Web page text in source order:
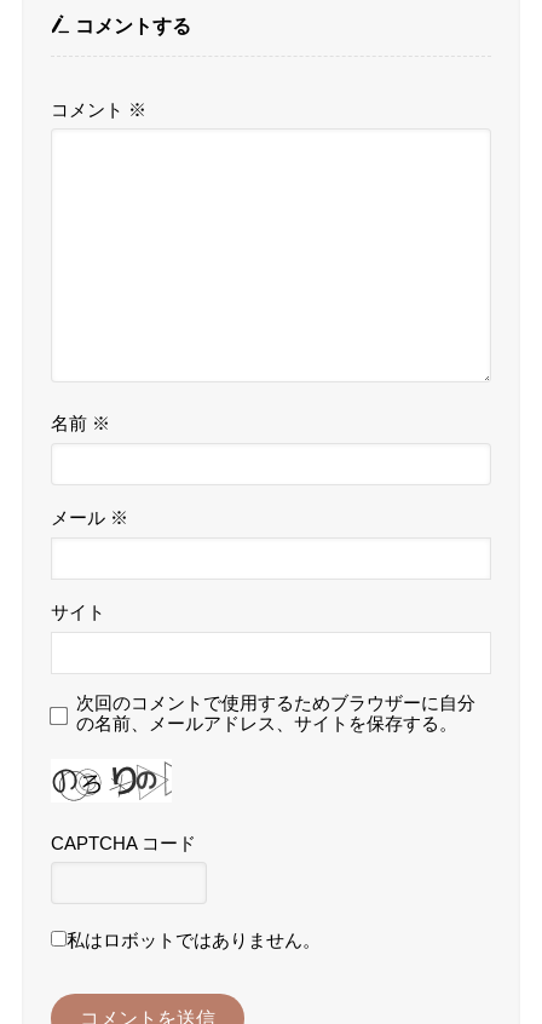
コメントする
コメント ※
名前 ※
メール ※
サイト
次回のコメントで使用するためブラウザーに自分
の名前、メールアドレス、サイトを保存する。
CAPTCHA コード
私はロボットではありません。